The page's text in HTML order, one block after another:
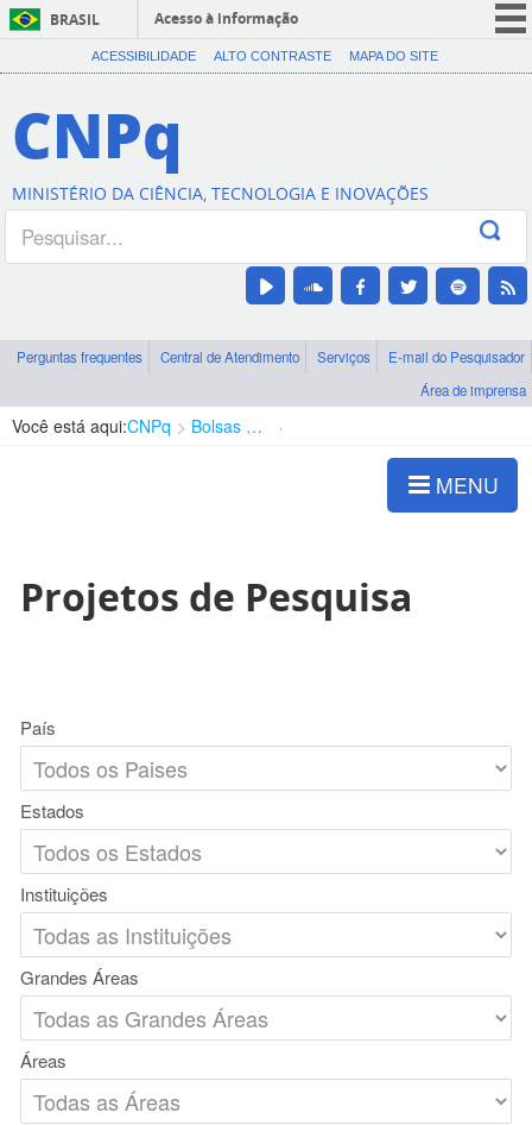
BRASIL
Acesso à informação
CORONAVÍRUS (COVID-19)
Canais
ACESSIBILIDADE ALTO CONTRASTE MAPA DO SITE
CNPq
MINISTÉRIO DA CIÊNCIA, TECNOLOGIA E INOVAÇÕES
Perguntas frequentes Central de Atendimento Serviços
E-mail do Pesquisador
Área de imprensa
Você está aqui:CNPq Bolsas e Auxílios Vigentes
MENU
Projetos de Pesquisa
País
Estados
Instituições
Grandes Áreas
Áreas